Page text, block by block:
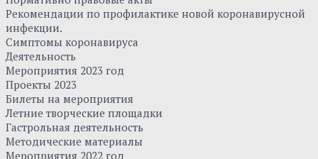
Рекомендации по профилактике новой коронавирусной
инфекции.
Симптомы коронавируса
Деятельность
Мероприятия 2023 год
Проекты 2023
Билеты на мероприятия
Летние творческие площадки
Гастрольная деятельность
Методические материалы
Мероприятия 2022 год